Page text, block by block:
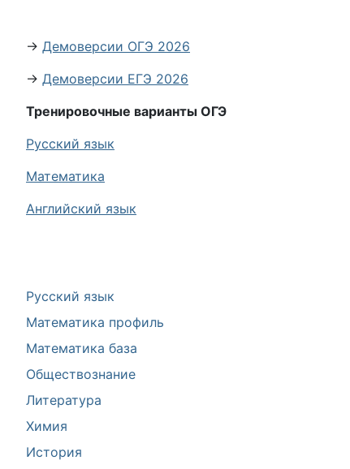
Русский язык
Математика профиль
Математика база
Обществознание
Литература
Химия
История
→ Демоверсии ОГЭ 2026
→ Демоверсии ЕГЭ 2026
Тренировочные варианты ОГЭ
Русский язык
Математика
Английский язык